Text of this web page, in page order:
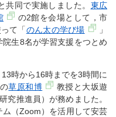
共同で実施しました。 東広
の2館を会場として，市
て「のん太の学び場
」
生8名が学習支援をつとめ
時から16時までを3時間に
草原和博
教授と大坂遊
究推進員）が務めました。
（Zoom）を活用して安芸